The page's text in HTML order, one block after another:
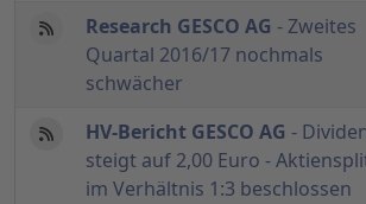
Research GESCO AG - Zweites
Quartal 2016/17 nochmals
schwächer
HV-Bericht GESCO AG -
steigt auf 2,00 Euro -
im Verhältnis 1:3 beschlossen